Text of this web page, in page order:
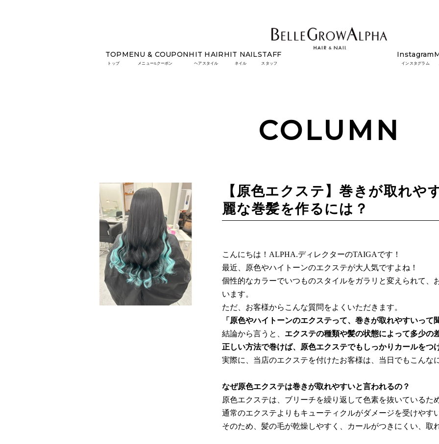
TOP
トップ
MENU & COUPON
メニュー&クーポン
HIT HAIR
ヘアスタイル
HIT NAIL
ネイル
STAFF
スタッフ
Instagram
インスタグラム
COLUMN 【原色エクステ】巻きが取れやすいってホント？ 綺麗な巻髪を作るには？
COLUMN
【原色エクステ】巻きが取れや
麗な巻髪を作るには？
こんにちは！ALPHA.ディレクターのTAIGAです！
最近、原色やハイトーンのエクステが大人気ですよね！
個性的なカラーでいつものスタイルをガラリと変えられて、
います。
ただ、お客様からこんな質問をよくいただきます。
「原色やハイトーンのエクステって、巻きが取れやすいって
結論から言うと、 エクステの種類や髪の状態によって多少の
正しい方法で巻けば、原色エクステでもしっかりカールをつ
実際に、当店のエクステを付けたお客様は、当日でもこんな
なぜ原色エクステは巻きが取れやすいと言われるの？
原色エクステは、ブリーチを繰り返して色素を抜いているため
通常のエクステよりもキューティクルがダメージを受けやす
そのため、髪の毛が乾燥しやすく、カールがつきにくい、取